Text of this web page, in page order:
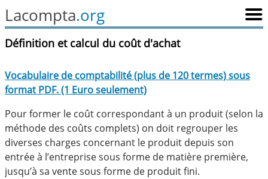
Lacompta.org
Définition et calcul du coût d'achat
Vocabulaire de comptabilité (plus de 120 termes) sous
format PDF. (1 Euro seulement)
Pour former le coût correspondant à un produit (selon la
méthode des coûts complets) on doit regrouper les
diverses charges concernant le produit depuis son
entrée à l’entreprise sous forme de matière première,
jusqu’à sa vente sous forme de produit fini.